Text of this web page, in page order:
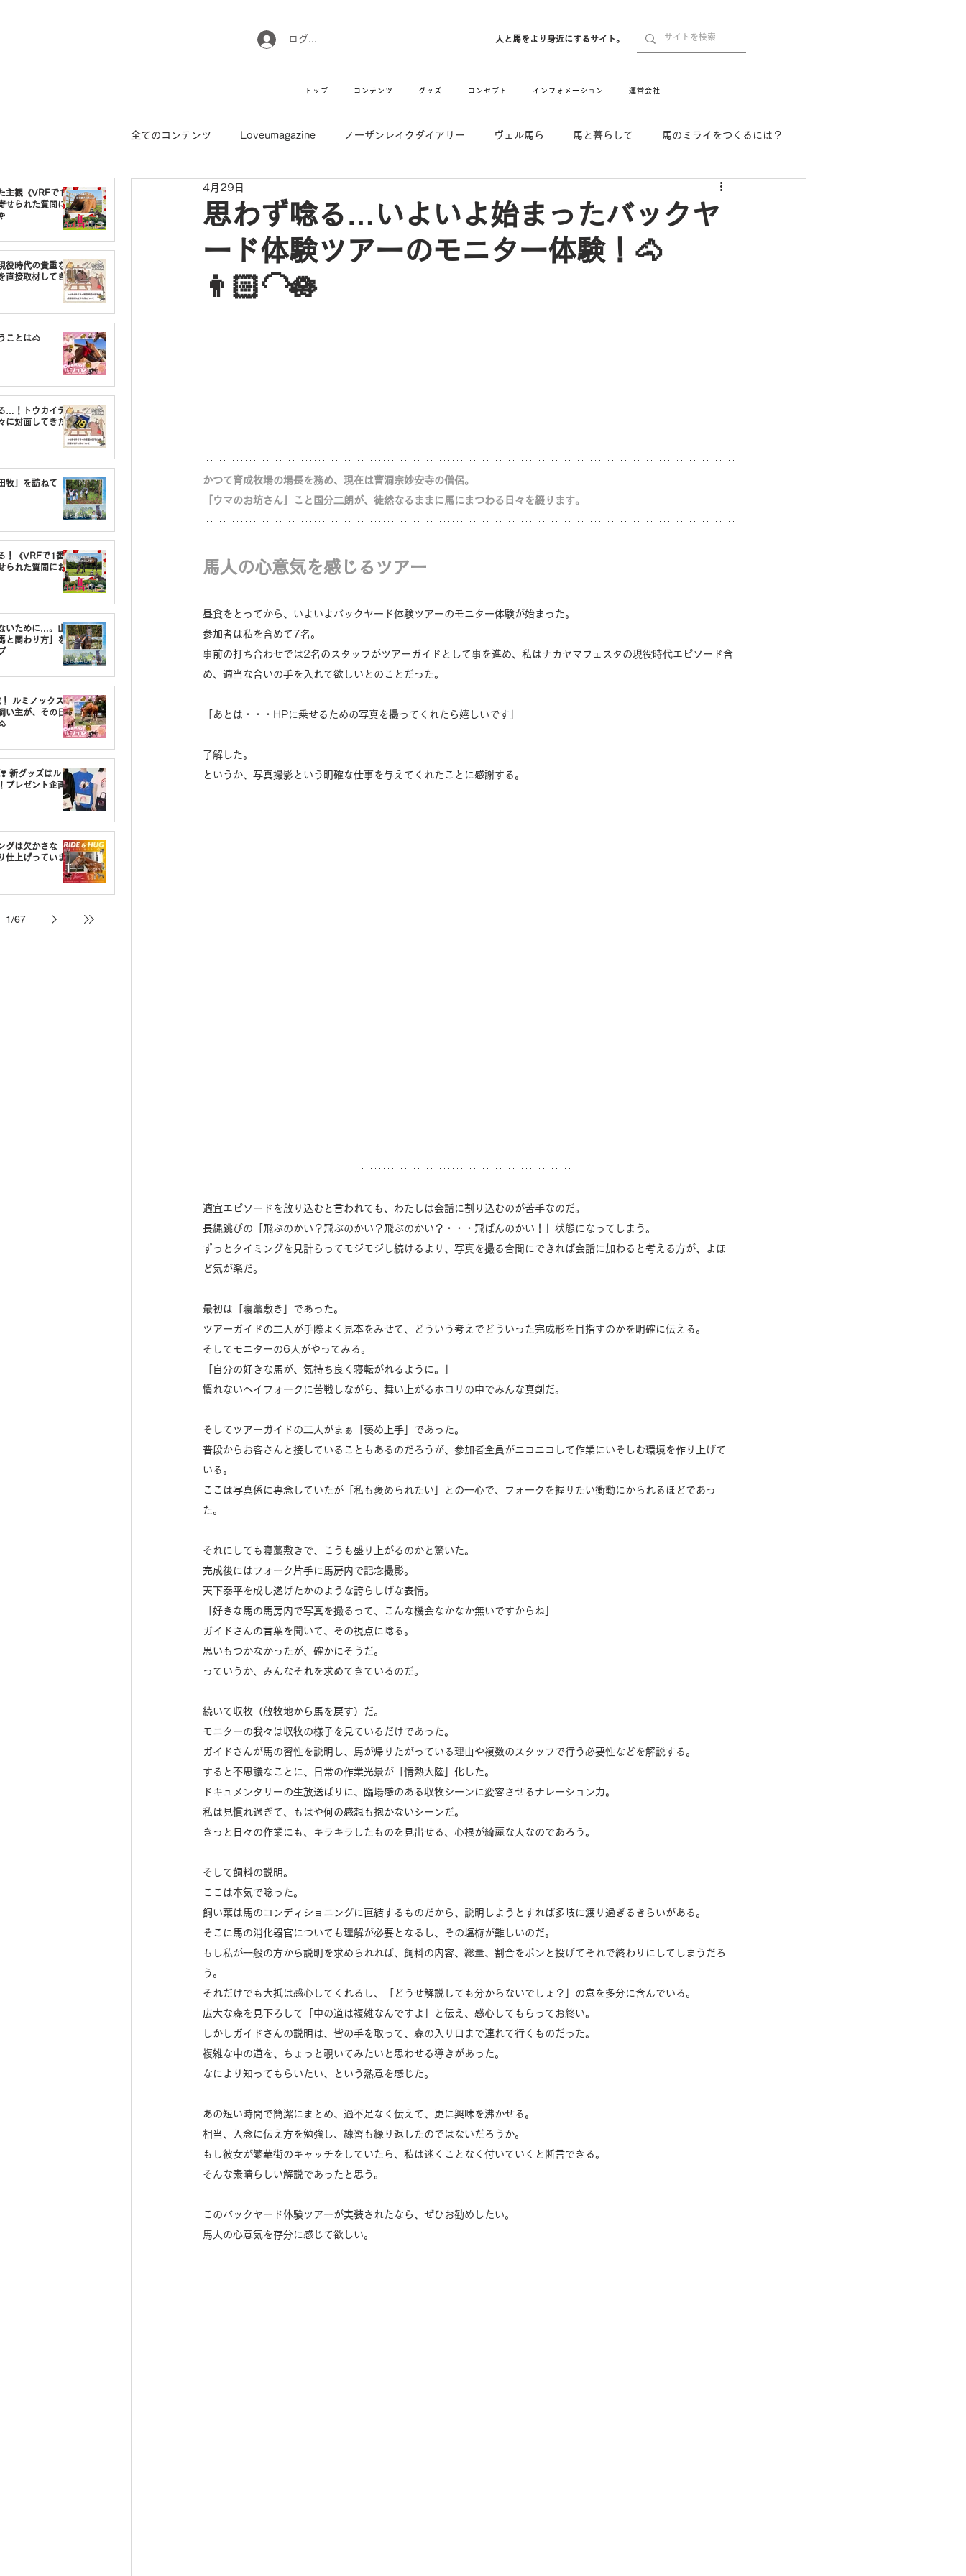
ログイン 人と馬をより身近にするサイト。
トップ コンテンツ グッズ コンセプト インフォメーション 運営会社
主観《VRFで1番
せられた質問に
役時代の貴重な
直接取材してき
ことは🐴
…！トウカイテ
に対面してきた
牧」を訪ねて
！《VRFで1番〇
られた質問にお
いために…。山
と関わり方」を
ルミノックスの
い主が、その日
新グッズはルミ
プレゼント企画
グは欠かさな
仕上げっていま
1/67
全てのコンテンツ Loveumagazine ノーザンレイクダイアリー ヴェル馬ら 馬と暮らして 馬のミライをつくるには？
ウマのお坊さん徒然日記
引退馬コレクション インフォメーション Movie New Long Hit
思わず唸る…いよいよ始まったバックヤ
ード体験ツアーのモニター体験！🐴
👨🏻‍🦲🪷
4月29日
かつて育成牧場の場長を務め、現在は曹洞宗妙安寺の僧侶。
「ウマのお坊さん」こと国分二朗が、徒然なるままに馬にまつわる日々を綴ります。
馬人の心意気を感じるツアー
昼食をとってから、いよいよバックヤード体験ツアーのモニター体験が始まった。
参加者は私を含めて7名。
事前の打ち合わせでは2名のスタッフがツアーガイドとして事を進め、私はナカヤマフェスタの現役時代エピソード含
め、適当な合いの手を入れて欲しいとのことだった。
「あとは・・・HPに乗せるための写真を撮ってくれたら嬉しいです」
了解した。
というか、写真撮影という明確な仕事を与えてくれたことに感謝する。
適宜エピソードを放り込むと言われても、わたしは会話に割り込むのが苦手なのだ。
長縄跳びの「飛ぶのかい？飛ぶのかい？飛ぶのかい？・・・飛ばんのかい！」状態になってしまう。
ずっとタイミングを見計らってモジモジし続けるより、写真を撮る合間にできれば会話に加わると考える方が、よほ
ど気が楽だ。
最初は「寝藁敷き」であった。
ツアーガイドの二人が手際よく見本をみせて、どういう考えでどういった完成形を目指すのかを明確に伝える。
そしてモニターの6人がやってみる。
「自分の好きな馬が、気持ち良く寝転がれるように。」
慣れないヘイフォークに苦戦しながら、舞い上がるホコリの中でみんな真剣だ。
そしてツアーガイドの二人がまぁ「褒め上手」であった。
普段からお客さんと接していることもあるのだろうが、参加者全員がニコニコして作業にいそしむ環境を作り上げて
いる。
ここは写真係に専念していたが「私も褒められたい」との一心で、フォークを握りたい衝動にかられるほどであっ
た。
それにしても寝藁敷きで、こうも盛り上がるのかと驚いた。
完成後にはフォーク片手に馬房内で記念撮影。
天下泰平を成し遂げたかのような誇らしげな表情。
「好きな馬の馬房内で写真を撮るって、こんな機会なかなか無いですからね」
ガイドさんの言葉を聞いて、その視点に唸る。
思いもつかなかったが、確かにそうだ。
っていうか、みんなそれを求めてきているのだ。
続いて収牧（放牧地から馬を戻す）だ。
モニターの我々は収牧の様子を見ているだけであった。
ガイドさんが馬の習性を説明し、馬が帰りたがっている理由や複数のスタッフで行う必要性などを解説する。
すると不思議なことに、日常の作業光景が「情熱大陸」化した。
ドキュメンタリーの生放送ばりに、臨場感のある収牧シーンに変容させるナレーション力。
私は見慣れ過ぎて、もはや何の感想も抱かないシーンだ。
きっと日々の作業にも、キラキラしたものを見出せる、心根が綺麗な人なのであろう。
そして飼料の説明。
ここは本気で唸った。
飼い葉は馬のコンディショニングに直結するものだから、説明しようとすれば多岐に渡り過ぎるきらいがある。
そこに馬の消化器官についても理解が必要となるし、その塩梅が難しいのだ。
もし私が一般の方から説明を求められれば、飼料の内容、総量、割合をポンと投げてそれで終わりにしてしまうだろ
う。
それだけでも大抵は感心してくれるし、「どうせ解説しても分からないでしょ？」の意を多分に含んでいる。
広大な森を見下ろして「中の道は複雑なんですよ」と伝え、感心してもらってお終い。
しかしガイドさんの説明は、皆の手を取って、森の入り口まで連れて行くものだった。
複雑な中の道を、ちょっと覗いてみたいと思わせる導きがあった。
なにより知ってもらいたい、という熱意を感じた。
あの短い時間で簡潔にまとめ、過不足なく伝えて、更に興味を沸かせる。
相当、入念に伝え方を勉強し、練習も繰り返したのではないだろうか。
もし彼女が繁華街のキャッチをしていたら、私は迷くことなく付いていくと断言できる。
そんな素晴らしい解説であったと思う。
このバックヤード体験ツアーが実装されたなら、ぜひお勧めしたい。
馬人の心意気を存分に感じて欲しい。